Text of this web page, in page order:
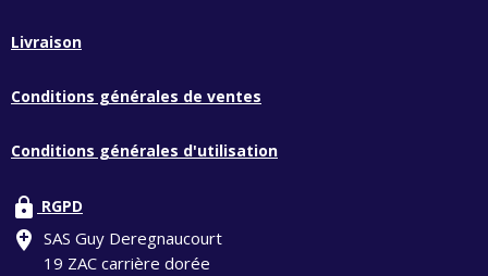
Livraison
Conditions générales de ventes
Conditions générales d'utilisation
lock RGPD
add_location SAS Guy Deregnaucourt
19 ZAC carrière dorée